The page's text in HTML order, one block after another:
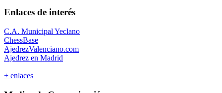
Enlaces de interés
C.A. Municipal Yeclano
ChessBase
AjedrezValenciano.com
Ajedrez en Madrid
+ enlaces